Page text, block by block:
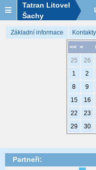
Tatran Litovel
Šachy
Základní informace Kontakty
<< <
25
26
1
2
8
9
15
16
22
23
29
30
Partneři: